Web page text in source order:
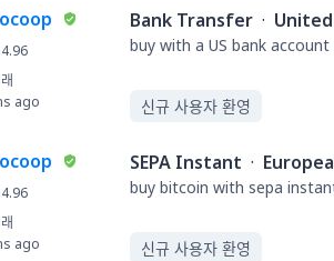
4.96
ago
Bank Transfer ·
buy with a US bank
신규 사용자 환영
4.96
ago
SEPA Instant ·
buy bitcoin with sepa
신규 사용자 환영